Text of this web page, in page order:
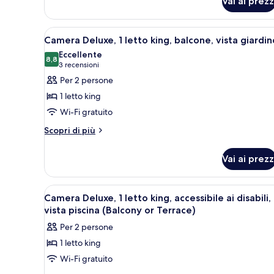
vista
giardino
Deluxe,
letti
matrimoniali,
balcone,
vista
giardino
Apri
tutte
le
foto
per
Camera
Deluxe,
1
balcone,
vista
giardino
Una camera d'albergo con
1
Camera Deluxe, 1 letto king, balcone, vista
8,88,8 su 10
Eccellente
3 recensioni
(3
recensioni)
Per 2 persone
1 letto king
Wi-Fi gratuito
Scopri di più
Altri
Deluxe,
letto
king,
balcone,
vista
giardino
Vai ai
Apri
tutte
le
foto
per
Camera
Minibar, una cassaforte in
1
Camera Deluxe, 1 letto king, accessibile ai disabili,
vista piscina (Balcony or Terrace)
Per 2 persone
1 letto king
Wi-Fi gratuito